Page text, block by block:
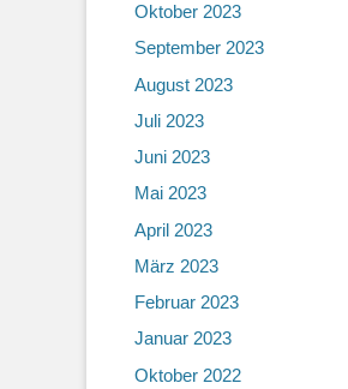
Oktober 2023
September 2023
August 2023
Juli 2023
Juni 2023
Mai 2023
April 2023
März 2023
Februar 2023
Januar 2023
Oktober 2022